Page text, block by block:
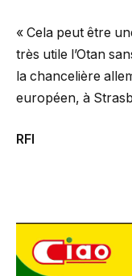
« Cela peut être
très utile l’Otan
la chancelière
européen, à
RFI